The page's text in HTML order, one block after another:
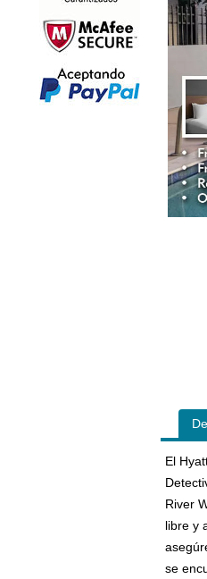
El
River
libre y
se